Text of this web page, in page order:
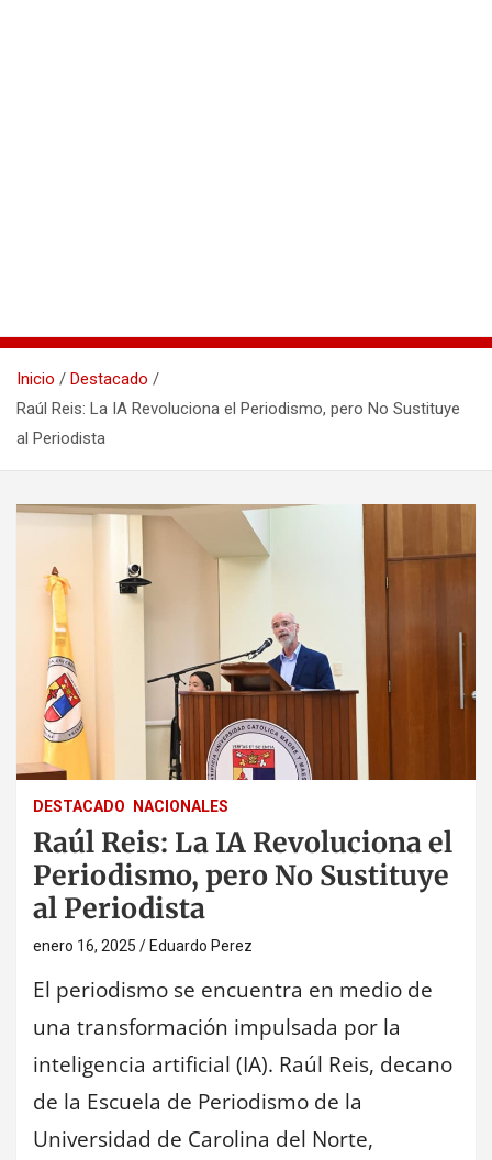
Inicio
Destacado
Raúl Reis: La IA Revoluciona el Periodismo, pero No Sustituye
al Periodista
DESTACADO NACIONALES
Raúl Reis: La IA Revoluciona el
Periodismo, pero No Sustituye
al Periodista
enero 16, 2025 Eduardo Perez
El periodismo se encuentra en medio de
una transformación impulsada por la
inteligencia artificial (IA). Raúl Reis, decano
de la Escuela de Periodismo de la
Universidad de Carolina del Norte,